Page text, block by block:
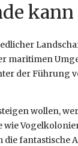
maritimen
der Führung
wollen,
fantastische